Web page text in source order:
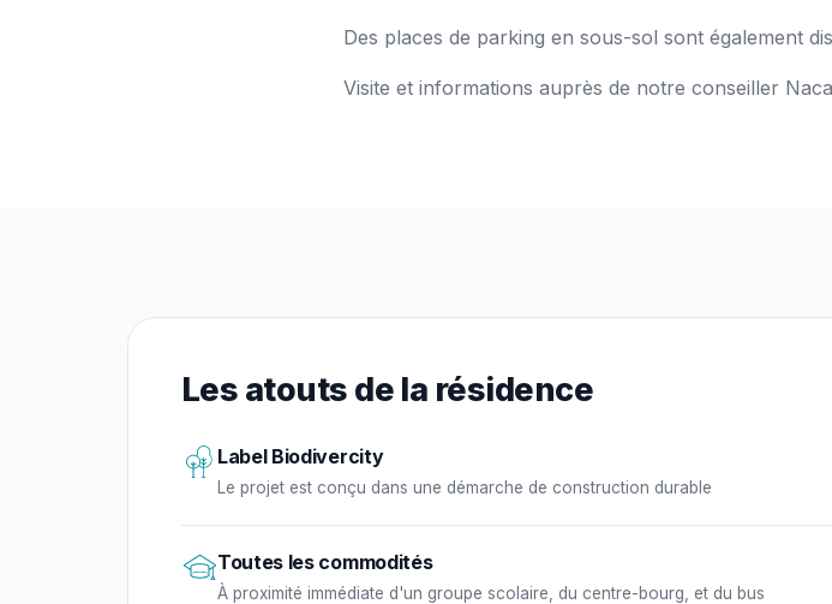
Des places de parking en sous-sol sont également
Visite et informations auprès de notre conseiller
Les atouts de la résidence
Label Biodivercity
Le projet est conçu dans une démarche de construction durable
Toutes les commodités
À proximité immédiate d'un groupe scolaire, du centre-bourg, et du bus